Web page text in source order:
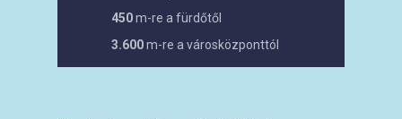
450m-re a fürdőtől
3.600m-re a városközponttól